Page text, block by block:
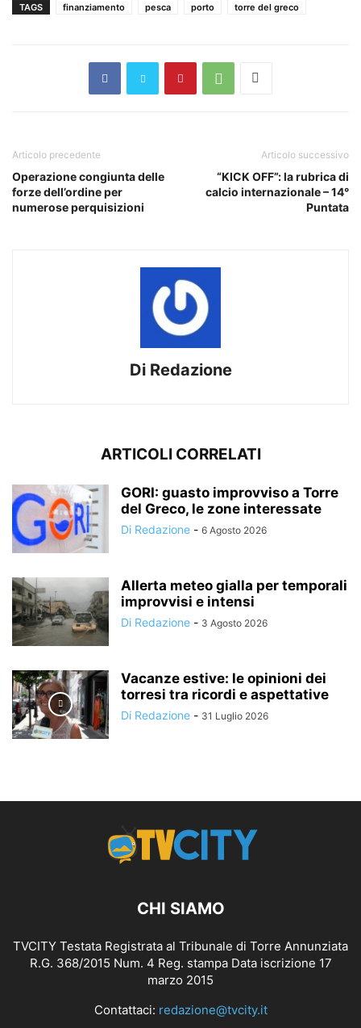
TAGS finanziamento pesca porto torre del greco
Articolo precedente
Operazione congiunta delle
forze dell’ordine per
numerose perquisizioni
Articolo successivo
“KICK OFF”: la rubrica di
calcio internazionale – 14°
Puntata
Di Redazione
ARTICOLI CORRELATI
GORI: guasto improvviso a Torre
del Greco, le zone interessate
Di Redazione - 6 Agosto 2026
Allerta meteo gialla per temporali
improvvisi e intensi
Di Redazione - 3 Agosto 2026
Vacanze estive: le opinioni dei
torresi tra ricordi e aspettative
Di Redazione - 31 Luglio 2026
CHI SIAMO
TVCITY Testata Registrata al Tribunale di Torre Annunziata
R.G. 368/2015 Num. 4 Reg. stampa Data iscrizione 17
marzo 2015
Contattaci: redazione@tvcity.it